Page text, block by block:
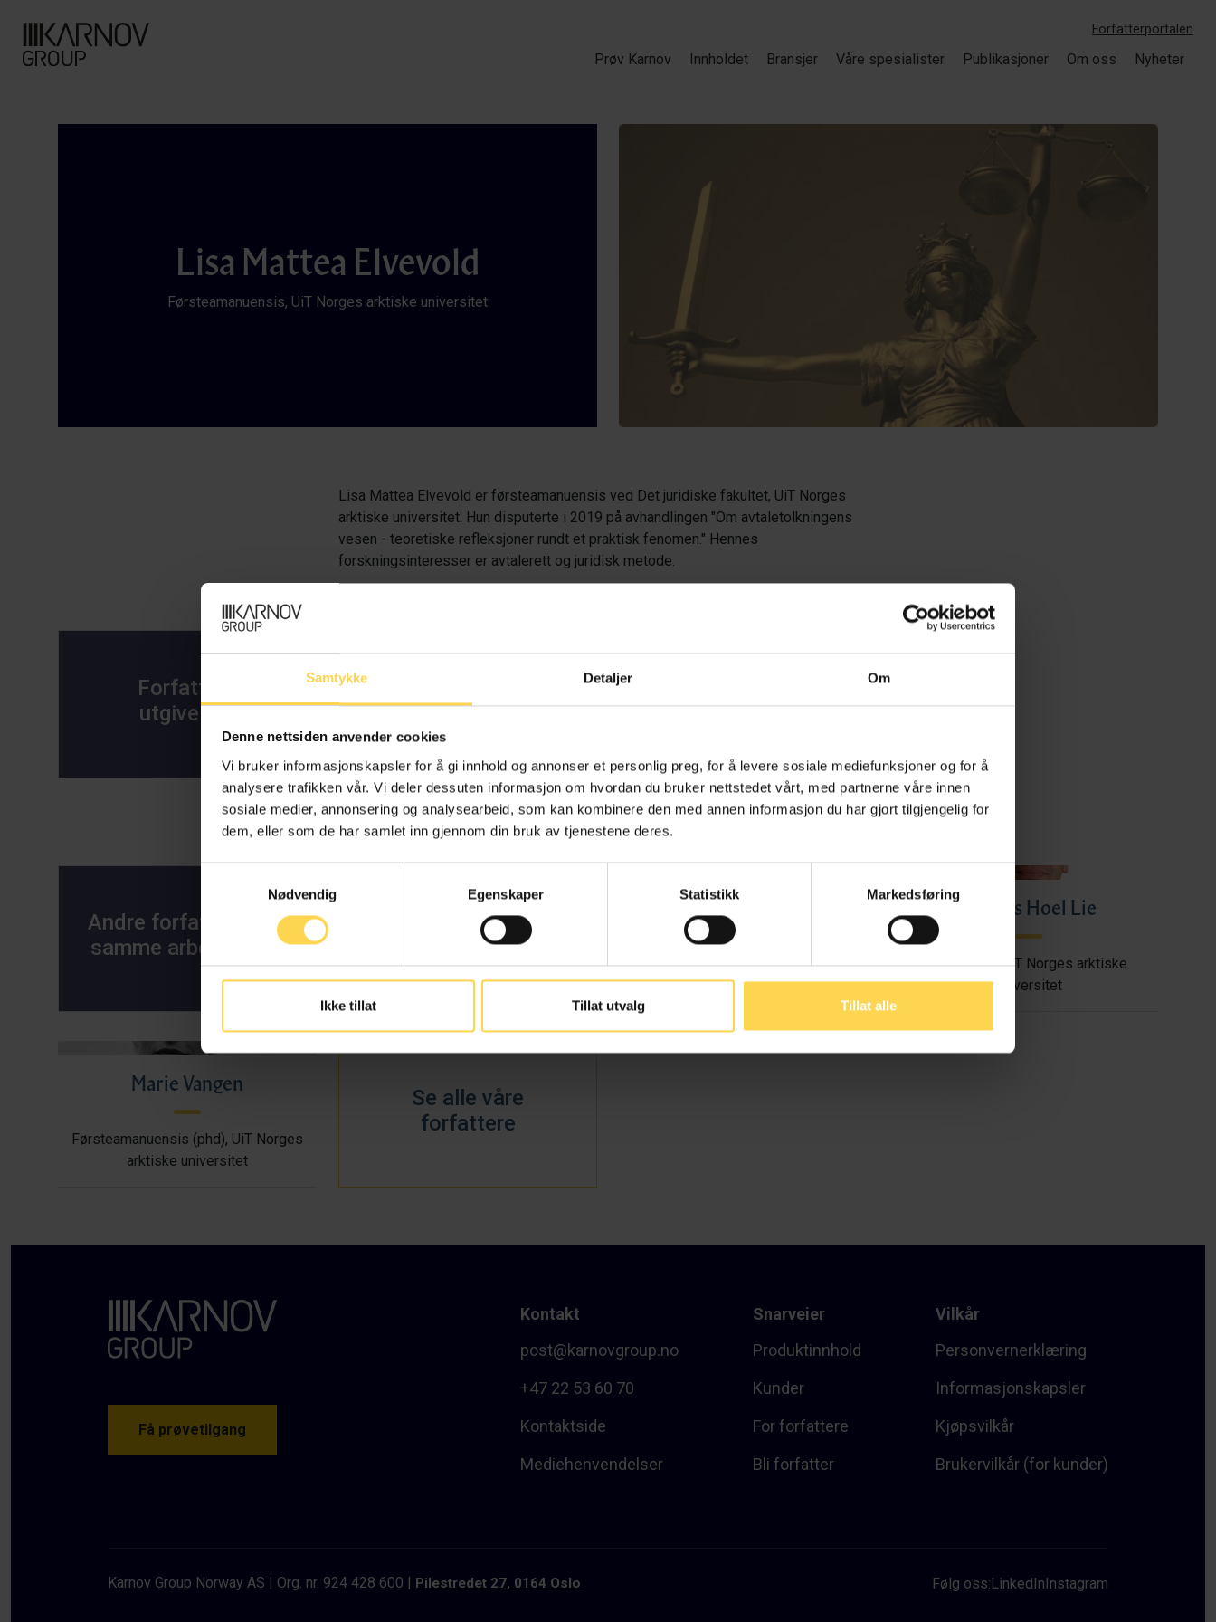
Samtykke Detaljer Om
Denne nettsiden anvender cookies
Vi bruker informasjonskapsler for å gi innhold og annonser et personlig preg, for å levere sosiale mediefunksjoner og for å
analysere trafikken vår. Vi deler dessuten informasjon om hvordan du bruker nettstedet vårt, med partnerne våre innen
sosiale medier, annonsering og analysearbeid, som kan kombinere den med annen informasjon du har gjort tilgjengelig for
dem, eller som de har samlet inn gjennom din bruk av tjenestene deres.
Nødvendig
Egenskaper Statistikk Markedsføring
Ikke tillat Tillat utvalg Tillat alle
Forfatterportalen
Prøv Karnov Innholdet Bransjer Våre spesialister Publikasjoner Om oss Nyheter
Lisa Mattea Elvevold
Førsteamanuensis, UiT Norges arktiske universitet
Lisa Mattea Elvevold er førsteamanuensis ved Det juridiske fakultet, UiT Norges
arktiske universitet. Hun disputerte i 2019 på avhandlingen "Om avtaletolkningens
vesen - teoretiske refleksjoner rundt et praktisk fenomen." Hennes
forskningsinteresser er avtalerett og juridisk metode.
Forfatters
utgivelser
Anskaffelser, avtaler, bygg og
regelverk
Andre forfattere ved
samme arbeidssted
Gjermund Aasbrenn
Stipendiat, UiT Norges arktiske
universitet
Bjørn Aslak Juliussen
Stipendiat, UiT Norges arktiske
universitet
Markus Hoel Lie
Professor, UiT Norges arktiske
universitet
Marie Vangen
Førsteamanuensis (phd), UiT Norges
arktiske universitet
Se alle våre
forfattere
Få prøvetilgang
Kontakt
post@karnovgroup.no
+47 22 53 60 70
Kontaktside
Mediehenvendelser
Snarveier
Produktinnhold
Kunder
For forfattere
Bli forfatter
Vilkår
Personvernerklæring
Informasjonskapsler
Kjøpsvilkår
Brukervilkår (for kunder)
Karnov Group Norway AS Org. nr. 924 428 600 Pilestredet 27, 0164 Oslo Følg oss:LinkedInInstagram